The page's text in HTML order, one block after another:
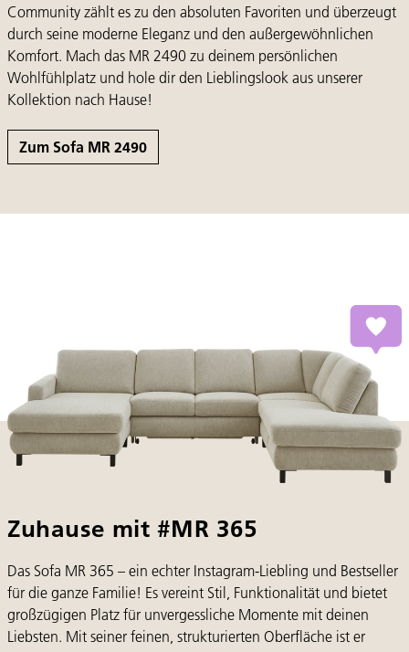
Community zählt es zu den absoluten Favoriten und überzeugt
durch seine moderne Eleganz und den außergewöhnlichen
Komfort. Mach das MR 2490 zu deinem persönlichen
Wohlfühlplatz und hole dir den Lieblingslook aus unserer
Kollektion nach Hause!
Zum Sofa MR 2490
Zuhause mit #MR 365
Das Sofa MR 365 – ein echter Instagram-Liebling und Bestseller
für die ganze Familie! Es vereint Stil, Funktionalität und bietet
großzügigen Platz für unvergessliche Momente mit deinen
Liebsten. Mit seiner feinen, strukturierten Oberfläche ist er